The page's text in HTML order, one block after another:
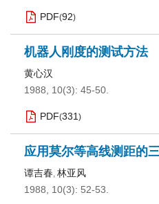
PDF(92)
机器人刚度的测试方法
黄心汉
1988, 10(3): 45-50.
PDF(331 )
应用莫尔等高线测距的
谭吉春, 林亚风
1988, 10(3): 52-53.